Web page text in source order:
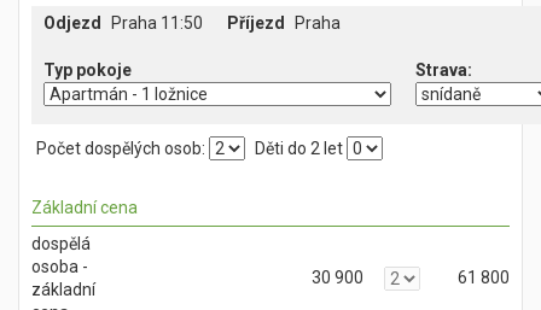
Odjezd Praha 11:50 Příjezd Praha
Typ pokoje
Počet dospělých osob: Děti do 2 let
Základní cena
dospělá
osoba -
základní
30 900 61 800